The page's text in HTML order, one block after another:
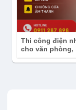
Thi công điện
cho văn phòng,